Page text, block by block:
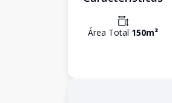
Área Total 150m²